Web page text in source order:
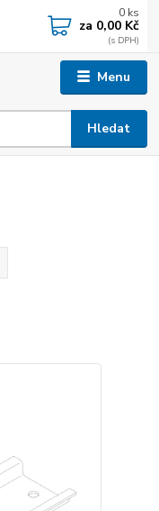
Menu
Hledat
0 ks
za 0,00 Kč